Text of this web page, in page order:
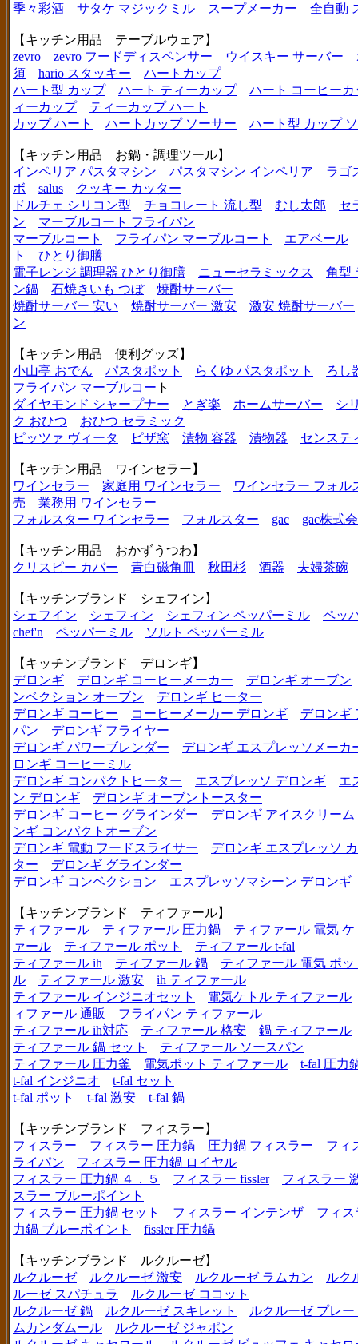
季々彩酒
サタケ マジックミル スープメーカー 全自動
【キッチン用品 テーブルウェア】
zevro
zevro フードディスペンサー ウイスキー サーバー
須
hario スタッキー
ハートカップ
ハート型 カップ
ハート ティーカップ
ハート コーヒーカ
ィーカップ
ティーカップ ハート
カップ ハート
ハートカップ ソーサー ハート型 カップ
【キッチン用品 お鍋・調理ツール】
インペリア パスタマシン
パスタマシン インペリア
ラゴ
ボ
salus
クッキー カッター
ドルチェ シリコン型
チョコレート 流し型 むし太郎
セ
ン
マーブルコート フライパン
マーブルコート
フライパン マーブルコート
エアベール
ト
ひとり御膳
電子レンジ 調理器 ひとり御膳
ニューセラミックス
角型
ン鍋
石焼きいも つぼ
焼酎サーバー
焼酎サーバー 安い
焼酎サーバー 激安
激安 焼酎サーバー
ン
【キッチン用品 便利グッズ】
小山亭 おでん
パスタポット らくゆ パスタポット
ろし
フライパン マーブルコー ト
ダイヤモンド シャープナー
とぎ楽 ホームサーバー
シ
ク おひつ
おひつ セラミック
ピッツァ ヴィータ
ピザ窯 漬物 容器 漬物器 センステ
【キッチン用品 ワインセラー】
ワインセラー
家庭用 ワインセラー
ワインセラー フォル
売
業務用 ワインセラー
フォルスター ワインセラー
フォルスター gac gac株式
【キッチン用品 おかずうつわ】
クリスピー カバー
青白磁角皿 秋田杉 酒器 夫婦茶碗
【キッチンブランド シェフイン】
シェフイン
シェフィン シェフィン ペッパーミル
ペッ
chef'n
ペッパーミル ソルト ペッパーミル
【キッチンブランド デロンギ】
デロンギ
デロンギ コーヒーメーカー
デロンギ オーブン
ンベクション オーブン
デロンギ ヒーター
デロンギ コーヒー
コーヒーメーカー デロンギ
デロンギ
パン
デロンギ フライヤー
デロンギ パワーブレンダー
デロンギ エスプレッソメーカ
ロンギ コーヒーミル
デロンギ コンパクトヒーター
エスプレッソ デロンギ
エ
ン デロンギ
デロンギ オーブントースター
デロンギ コーヒー グラインダー
デロンギ アイスクリーム
ンギ コンパクトオーブン
デロンギ 電動 フードスライサー
デロンギ エスプレッソ
ター
デロンギ グラインダー
デロンギ コンベクション
エスプレッソマシーン デロンギ
【キッチンブランド ティファール】
ティファール
ティファール 圧力鍋
ティファール 電気 ケ
ァール
ティファール ポット
ティファール t-fal
ティファール ih
ティファール 鍋
ティファール 電気 ポッ
ル
ティファール 激安
ih ティファール
ティファール インジニオセット
電気ケトル ティファール
ィファール 通販
フライパン ティファール
ティファール ih対応
ティファール 格安
鍋 ティファール
ティファール 鍋 セット
ティファール ソースパン
ティファール 圧力釜
電気ポット ティファール
t-fal 圧力
t-fal インジニオ
t-fal セット
t-fal ポット
t-fal 激安 t-fal 鍋
【キッチンブランド フィスラー】
フィスラー
フィスラー 圧力鍋 圧力鍋 フィスラー
フィ
ライパン
フィスラー 圧力鍋 ロイヤル
フィスラー 圧力鍋 ４．５
フィスラー fissler
フィスラー
スラー ブルーポイント
フィスラー 圧力鍋 セット
フィスラー インテンザ
フィ
力鍋 ブルーポイント
fissler 圧力鍋
【キッチンブランド ルクルーゼ】
ルクルーゼ
ルクルーゼ 激安 ルクルーゼ ラムカン
ルク
ルーゼ スパチュラ
ルクルーゼ ココット
ルクルーゼ 鍋
ルクルーゼ スキレット
ルクルーゼ プレ
ムカンダムール
ルクルーゼ ジャポン